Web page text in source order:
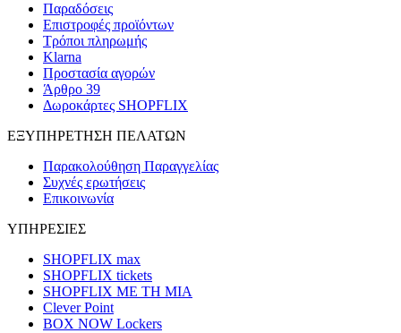
Παραδόσεις
Επιστροφές προϊόντων
Τρόποι πληρωμής
Klarna
Προστασία αγορών
Άρθρο 39
Δωροκάρτες SHOPFLIX
ΕΞΥΠΗΡΕΤΗΣΗ ΠΕΛΑΤΩΝ
Παρακολούθηση Παραγγελίας
Συχνές ερωτήσεις
Επικοινωνία
ΥΠΗΡΕΣΙΕΣ
SHOPFLIX max
SHOPFLIX tickets
SHOPFLIX ΜΕ ΤΗ ΜΙΑ
Clever Point
BOX NOW Lockers